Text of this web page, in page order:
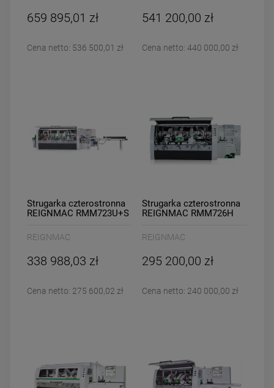
659 895,01 zł
Cena netto: 536 500,01 zł
541 200,00 zł
Cena netto: 440 000,00 zł
Strugarka czterostronna
REIGNMAC RMM723U+S
REIGNMAC
338 988,03 zł
Cena netto: 275 600,02 zł
Strugarka czterostronna
REIGNMAC RMM726H
REIGNMAC
295 200,00 zł
Cena netto: 240 000,00 zł